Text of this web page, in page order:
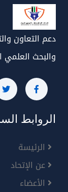
دعم التعاون
والبحث العلمي
الروابط
الرئيسة
عن الإتحاد
الأعضاء